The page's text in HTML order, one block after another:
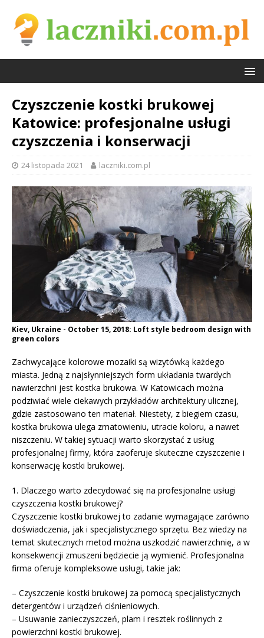
Czyszczenie kostki brukowej
Katowice: profesjonalne usługi
czyszczenia i konserwacji
24 listopada 2021 laczniki.com.pl
Kiev, Ukraine - October 15, 2018: Loft style bedroom design with
green colors
Zachwycające kolorowe mozaiki są wizytówką każdego
miasta. Jedną z najsłynniejszych form układania twardych
nawierzchni jest kostka brukowa. W Katowicach można
podziwiać wiele ciekawych przykładów architektury ulicznej,
gdzie zastosowano ten materiał. Niestety, z biegiem czasu,
kostka brukowa ulega zmatowieniu, utracie koloru, a nawet
niszczeniu. W takiej sytuacji warto skorzystać z usług
profesjonalnej firmy, która zaoferuje skuteczne czyszczenie i
konserwację kostki brukowej.
1. Dlaczego warto zdecydować się na profesjonalne usługi
czyszczenia kostki brukowej?
Czyszczenie kostki brukowej to zadanie wymagające zarówno
doświadczenia, jak i specjalistycznego sprzętu. Bez wiedzy na
temat skutecznych metod można uszkodzić nawierzchnię, a w
konsekwencji zmuszeni będziecie ją wymienić. Profesjonalna
firma oferuje kompleksowe usługi, takie jak:
– Czyszczenie kostki brukowej za pomocą specjalistycznych
detergentów i urządzeń ciśnieniowych.
– Usuwanie zanieczyszczeń, plam i resztek roślinnych z
powierzchni kostki brukowej.